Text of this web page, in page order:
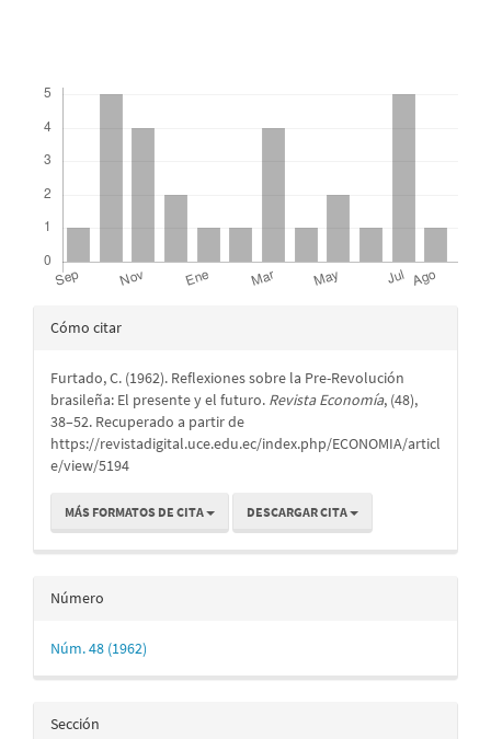
Detalles
artículo
Cómo citar
Furtado, C. (1962). Reflexiones sobre la Pre-Revolución
brasileña: El presente y el futuro. Revista Economía, (48),
38–52. Recuperado a partir de
https://revistadigital.uce.edu.ec/index.php/ECONOMIA/articl
e/view/5194
MÁS FORMATOS DE CITA DESCARGAR CITA
Número
Núm. 48 (1962)
Sección